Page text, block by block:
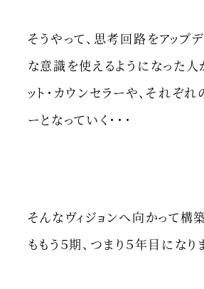
そうやって、思考回路をアップ
な意識を使えるようになった人
ット・カウンセラーや、それぞ
ーとなっていく・・・
そんなヴィジョンへ向かって構
ももう５期、つまり５年目になり